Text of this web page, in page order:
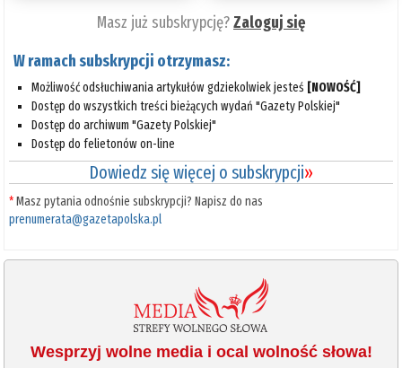
Masz już subskrypcję?Zaloguj się
W ramach subskrypcji otrzymasz:
Możliwość odsłuchiwania artykułów gdziekolwiek jesteś [NOWOŚĆ]
Dostęp do wszystkich treści bieżących wydań "Gazety Polskiej"
Dostęp do archiwum "Gazety Polskiej"
Dostęp do felietonów on-line
Dowiedz się więcej o subskrypcji»
*Masz pytania odnośnie subskrypcji? Napisz do nas
prenumerata@gazetapolska.pl
Wesprzyj wolne media i ocal wolność słowa!